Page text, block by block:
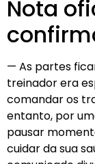
Nota
— As partes
treinador era
comandar os
entanto, por
pausar
cuidar da sua